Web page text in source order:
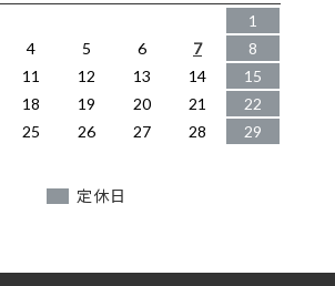
1
4 5 6 7
8
11 12 13 14
15
18 19 20 21
22
25 26 27 28
29
定休日